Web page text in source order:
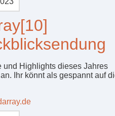
und Highlights dieses Jahres
Ihr könnt als gespannt auf